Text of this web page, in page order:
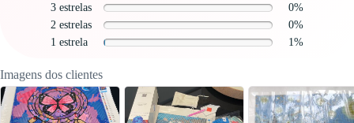
3 estrelas
0%
2 estrelas
0%
1 estrela
1%
Imagens dos clientes